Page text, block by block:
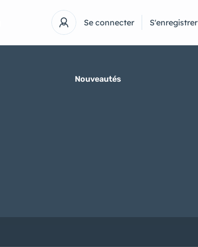
Se connecter S'enregistrer
Nouveautés